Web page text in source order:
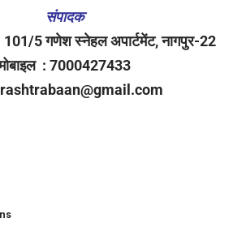
संपादक
: 101/5 गणेश स्नेहल अपार्टमेंट, नागपुर-22
: 7000427433